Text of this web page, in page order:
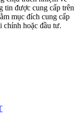
tin được cung cấp trên
mục đích cung cấp
chính hoặc đầu tư.